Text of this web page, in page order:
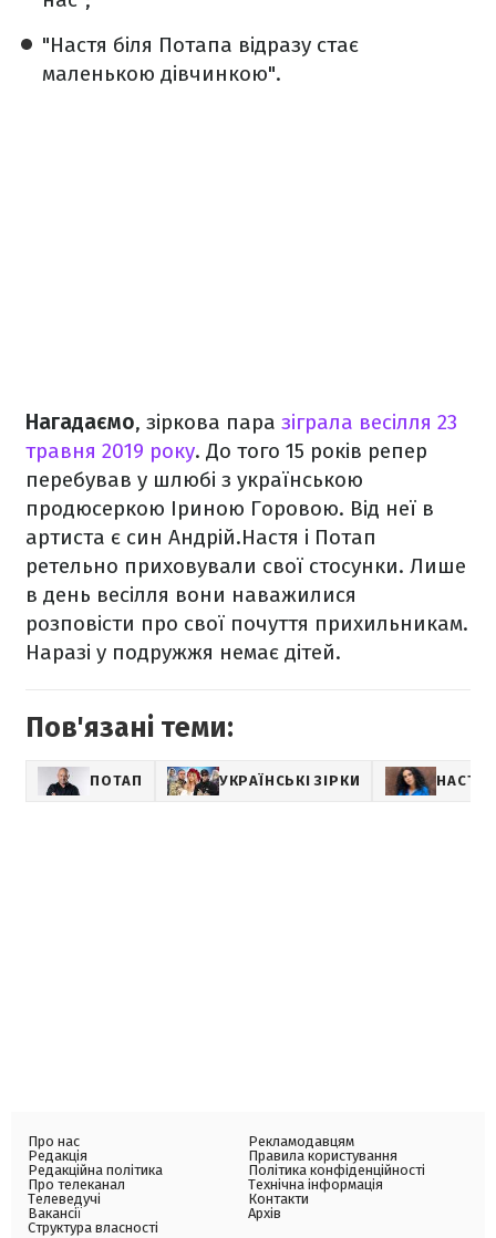
"Настя біля Потапа відразу стає
маленькою дівчинкою".
Нагадаємо, зіркова пара зіграла весілля 23
травня 2019 року. До того 15 років репер
перебував у шлюбі з українською
продюсеркою Іриною Горовою. Від неї в
артиста є син Андрій.Настя і Потап
ретельно приховували свої стосунки. Лише
в день весілля вони наважилися
розповісти про свої почуття прихильникам.
Наразі у подружжя немає дітей.
Пов'язані теми:
ПОТАП УКРАЇНСЬКІ ЗІРКИ НАСТЯ
Про нас
Редакція
Редакційна політика
Про телеканал
Телеведучі
Вакансії
Структура власності
Рекламодавцям
Правила користування
Політика конфіденційності
Технічна інформація
Контакти
Архів